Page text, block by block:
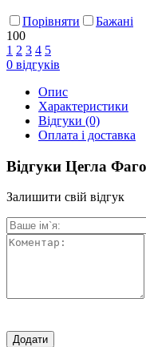
Порівняти
Бажані
100
1 2 3 4 5
0 відгуків
Опис
Характеристики
Відгуки (0)
Оплата і доставка
Відгуки Цегла
Залишити свій відгук